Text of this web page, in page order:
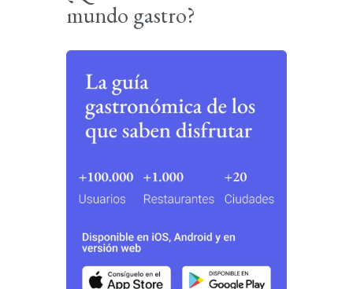
mundo gastro?